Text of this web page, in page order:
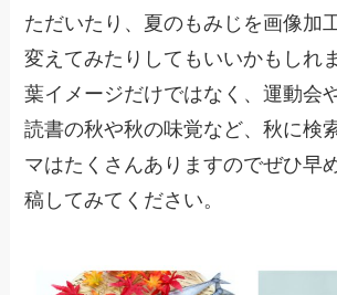
ただいたり、夏のもみじを画像加
変えてみたりしてもいいかもしれ
葉イメージだけではなく、運動会
読書の秋や秋の味覚など、秋に検
マはたくさんありますのでぜひ早
稿してみてください。